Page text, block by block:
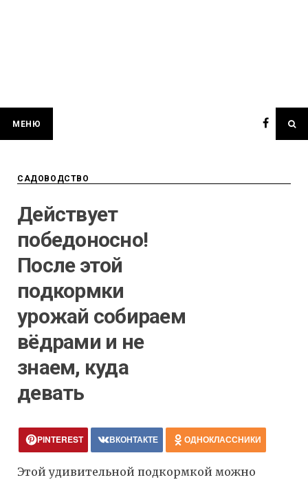
МЕНЮ
САДОВОДСТВО
Действует
победоносно!
После этой
подкормки
урожай собираем
вёдрами и не
знаем, куда
девать
PINTEREST ВКОНТАКТЕ ОДНОКЛАССНИКИ
Этой удивительной подкормкой можно